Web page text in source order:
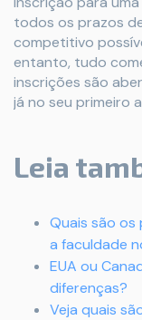
todos os prazos
competitivo
entanto, tudo
inscrições são
já no seu primeiro
Leia
Quais são
a faculdade
EUA ou
diferenças?
Veja quais